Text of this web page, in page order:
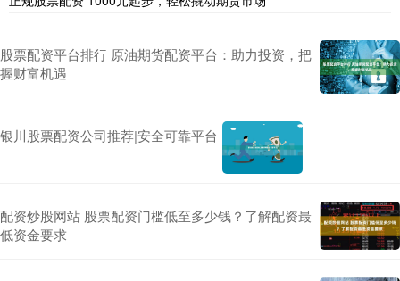
股票配资平台排行 原油期货配资平台：助力投资，把
握财富机遇
银川股票配资公司推荐|安全可靠平台
配资炒股网站 股票配资门槛低至多少钱？了解配资最
低资金要求